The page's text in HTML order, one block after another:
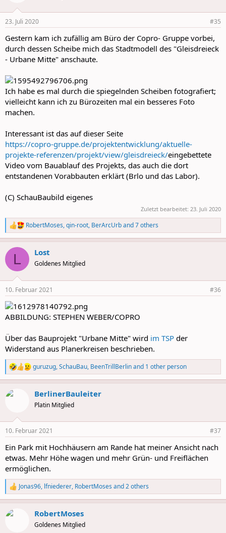
23. Juli 2020 #35
Gestern kam ich zufällig am Büro der Copro- Gruppe vorbei,
durch dessen Scheibe mich das Stadtmodell des "Gleisdreieck
- Urbane Mitte" anschaute.
Ich habe es mal durch die spiegelnden Scheiben fotografiert;
vielleicht kann ich zu Bürozeiten mal ein besseres Foto
machen.
Interessant ist das auf dieser Seite
https://copro-gruppe.de/projektentwicklung/aktuelle-
projekte-referenzen/projekt/view/gleisdreieck/eingebettete
Video vom Bauablauf des Projekts, das auch die dort
entstandenen Vorabbauten erklärt (Brlo und das Labor).
(C) SchauBaubild eigenes
Zuletzt bearbeitet: 23. Juli 2020
R
e
a
c
i
s
:
RobertMoses,qin-root, BerArcUrband 7 others
L Lost
Goldenes Mitglied
10. Februar 2021 #36
ABBILDUNG: STEPHEN WEBER/COPRO
Über das Bauprojekt "Urbane Mitte" wird im TSP der
Widerstand aus Planerkreisen beschrieben.
R
e
a
c
s
guruzug,SchauBau, BeenTrillBerlinand 1 other person
BerlinerBauleiter
Platin Mitglied
10. Februar 2021 #37
Ein Park mit Hochhäusern am Rande hat meiner Ansicht nach
etwas. Mehr Höhe wagen und mehr Grün- und Freiflächen
ermöglichen.
R
e
a
c
Jonas96, lfniederer, RobertMoses and 2 others
RobertMoses
Goldenes Mitglied